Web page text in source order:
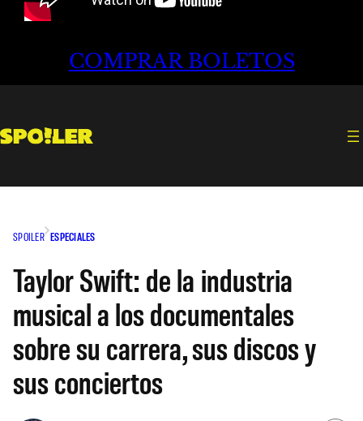
COMPRAR BOLETOS
SPOILER ESPECIALES
Taylor Swift: de la industria
musical a los documentales
sobre su carrera, sus discos y
sus conciertos